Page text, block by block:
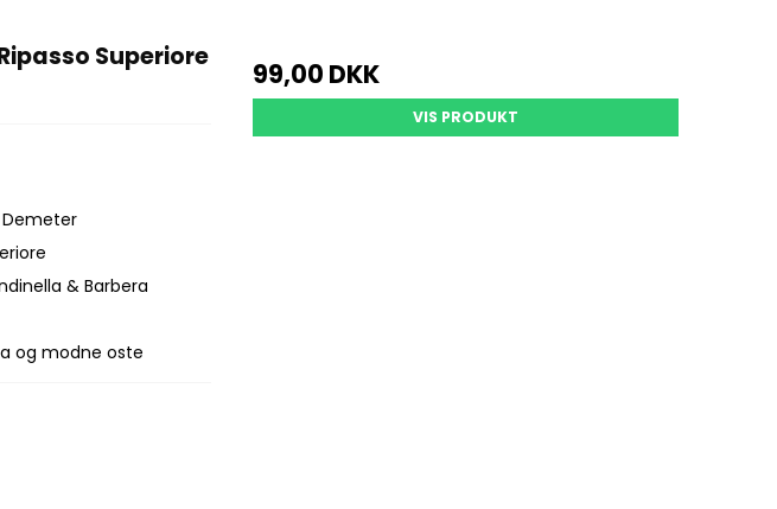
Superiore
Demeter
& Barbera
og modne oste
99,00 DKK
VIS PRODUKT